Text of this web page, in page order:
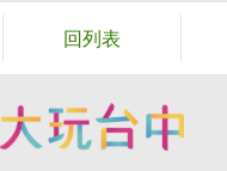
回列表